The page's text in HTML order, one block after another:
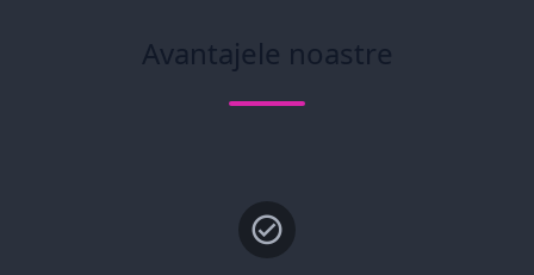
Avantajele noastre